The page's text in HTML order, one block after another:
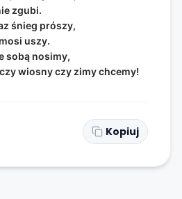
zgubi.
śnieg prószy,
uszy.
sobą nosimy,
wiosny czy zimy chcemy!
Kopiuj